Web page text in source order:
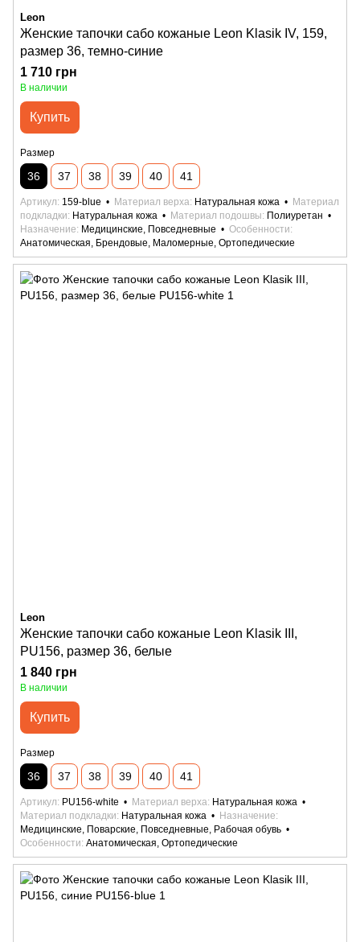
Leon
Женские тапочки сабо кожаные Leon Klasik IV, 159,
размер 36, темно-синие
1 710 грн
В наличии
Купить
Размер
36 37 38 39 40 41
Артикул 159-blue Материал верха Натуральная кожа
Материал
подкладки
Натуральная кожа Материал подошвы
Полиуретан
Назначение
Медицинские, Повседневные
Особенности
Анатомическая, Брендовые, Маломерные, Ортопедические
Leon
Женские тапочки сабо кожаные Leon Klasik III,
PU156, размер 36, белые
1 840 грн
В наличии
Купить
Размер
36 37 38 39 40 41
Артикул PU156-white Материал верха Натуральная кожа
Материал подкладки
Натуральная кожа
Назначение
Медицинские, Поварские, Повседневные, Рабочая обувь
Особенности Анатомическая, Ортопедические